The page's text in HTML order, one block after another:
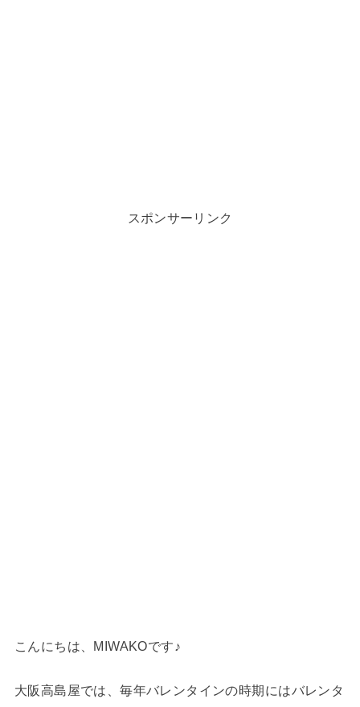
スポンサーリンク
こんにちは、MIWAKOです♪
大阪高島屋では、毎年バレンタインの時期にはバレンタ